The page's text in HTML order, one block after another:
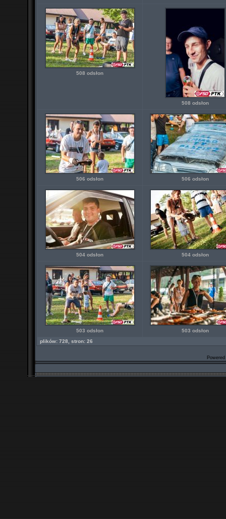
508 odsłon
508 odsłon
506 odsłon 506 odsłon
504 odsłon 504 odsłon
503 odsłon
503 odsłon
plików: 728, stron: 26